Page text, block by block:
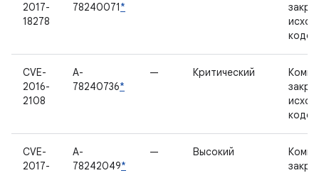
2017-
18278
78240071*
кодом
CVE-
2016-
2108
A-
78240736*
— Критический
кодом
CVE-
2017-
A-
78242049*
— Высокий